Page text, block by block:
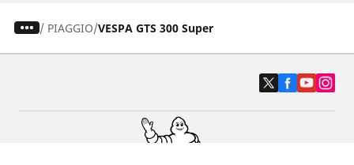
/ PIAGGIO VESPA GTS 300 Super